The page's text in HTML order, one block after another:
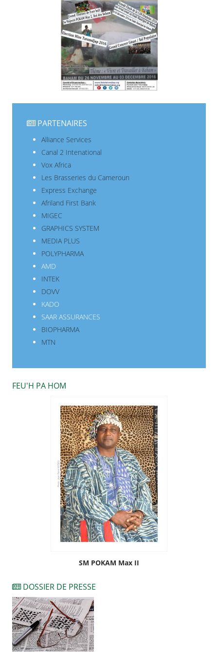
PARTENAIRES
Alliance Services
Canal 2 Intenational
Vox Africa
Les Brasseries du Cameroun
Express Exchange
Afriland First Bank
MIGEC
GRAPHICS SYSTEM
MEDIA PLUS
POLYPHARMA
AMD
INTEK
DOVV
KADO
SAAR ASSURANCES
BIOPHARMA
MTN
FEU'H PA HOM
SM POKAM Max II
DOSSIER DE PRESSE